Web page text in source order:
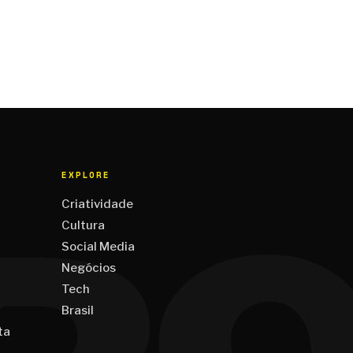
EXPLORE
Criatividade
Cultura
Social Media
Negócios
Tech
Brasil